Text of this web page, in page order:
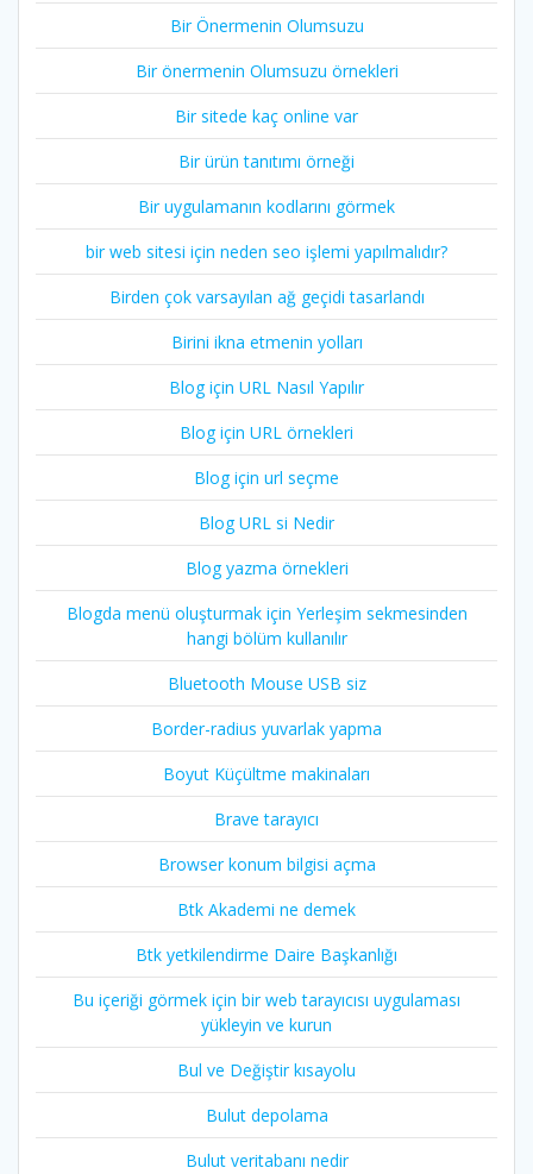
Bir Önermenin Olumsuzu
Bir önermenin Olumsuzu örnekleri
Bir sitede kaç online var
Bir ürün tanıtımı örneği
Bir uygulamanın kodlarını görmek
bir web sitesi için neden seo işlemi yapılmalıdır?
Birden çok varsayılan ağ geçidi tasarlandı
Birini ikna etmenin yolları
Blog için URL Nasıl Yapılır
Blog için URL örnekleri
Blog için url seçme
Blog URL si Nedir
Blog yazma örnekleri
Blogda menü oluşturmak için Yerleşim sekmesinden
hangi bölüm kullanılır
Bluetooth Mouse USB siz
Border-radius yuvarlak yapma
Boyut Küçültme makinaları
Brave tarayıcı
Browser konum bilgisi açma
Btk Akademi ne demek
Btk yetkilendirme Daire Başkanlığı
Bu içeriği görmek için bir web tarayıcısı uygulaması
yükleyin ve kurun
Bul ve Değiştir kısayolu
Bulut depolama
Bulut veritabanı nedir